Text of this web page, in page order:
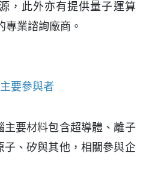
，此外亦有提供量子運算
專業諮詢廠商。
要參與者
主要材料包含超導體、離子
子、矽與其他，相關參與企